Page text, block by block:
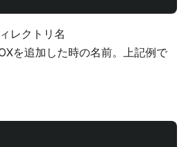
レクトリ名
を追加した時の名前。上記例で